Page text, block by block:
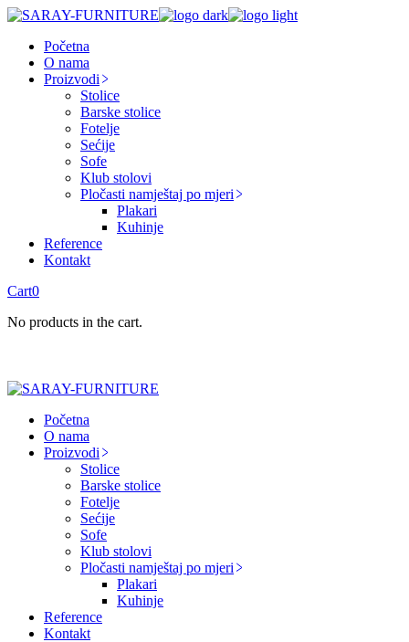
Skip
content
Početna
O nama
Proizvodi
Stolice
Barske stolice
Fotelje
Sećije
Sofe
Klub stolovi
Pločasti namještaj po mjeri
Plakari
Kuhinje
Reference
Kontakt
Cart0
No products in the cart.
Početna
O nama
Proizvodi
Stolice
Barske stolice
Fotelje
Sećije
Sofe
Klub stolovi
Pločasti namještaj po mjeri
Plakari
Kuhinje
Reference
Kontakt